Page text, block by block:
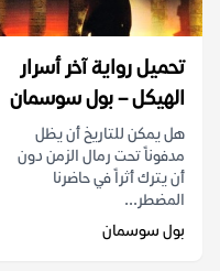
تحميل رواية آخر أسرار
الهيكل – بول سوسمان
هل يمكن للتاريخ أن يظل
مدفوناً تحت رمال الزمن دون
أن يترك أثراً في حاضرنا
المضطر...
بول سوسمان